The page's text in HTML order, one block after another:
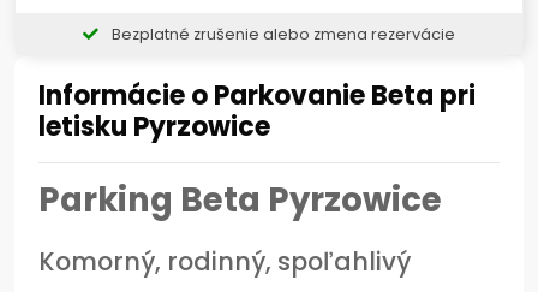
Informácie o Parkovanie Beta pri
letisku Pyrzowice
Parking Beta Pyrzowice
Komorný, rodinný, spoľahlivý
Bezplatné zrušenie alebo zmena rezervácie